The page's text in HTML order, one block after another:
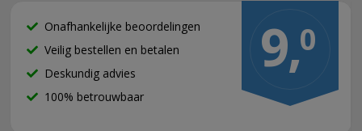
Onafhankelijke beoordelingen
Veilig bestellen en betalen
Deskundig advies
100% betrouwbaar
9,0